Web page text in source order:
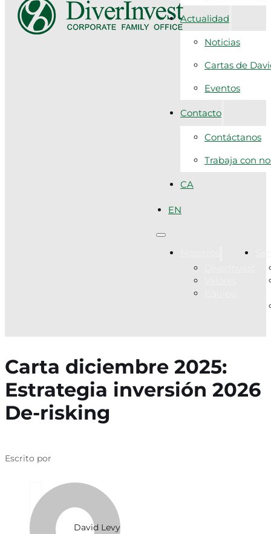
Actualidad
Noticias
Cartas de
Eventos
Contacto
Contáctanos
Trabaja con
CA
EN
Carta diciembre 2025:
Estrategia inversión 2026
De-risking
Escrito por
David Levy